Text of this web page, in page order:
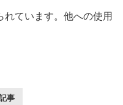
れています。他への使用
事